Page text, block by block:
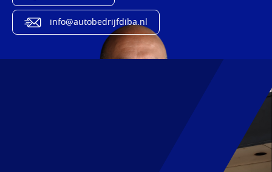
info@autobedrijfdiba.nl